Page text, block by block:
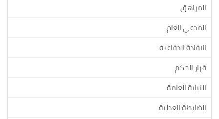
المراهق
المدعي العام
الافادة الدفاعية
قرار الحكم
النيابة العامة
الضابطة العدلية